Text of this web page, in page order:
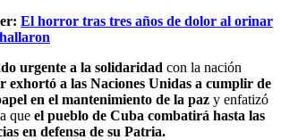
El horror tras tres años de dolor al orinar
urgente a la solidaridad con la nación
exhortó a las Naciones Unidas a cumplir de
en el mantenimiento de la paz y enfatizó
que el pueblo de Cuba combatirá hasta las
en defensa de su Patria.